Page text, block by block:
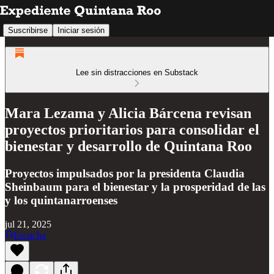
Suscribirse Iniciar sesión
Lee sin distracciones en Substack
Mara Lezama y Alicia Bárcena revisan
proyectos prioritarios para consolidar el
bienestar y desarrollo de Quintana Roo
Proyectos impulsados por la presidenta Claudia
Sheinbaum para el bienestar y la prosperidad de las
y los quintanarroenses
jul 21, 2025
Escucha